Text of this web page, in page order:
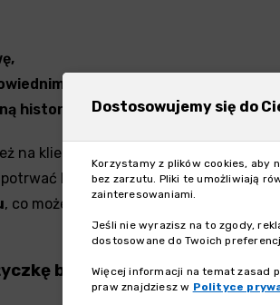
poziomie, który gwarantuje
historią kredytową.
na klientów obowiązek założenia
kilka lub kilkanaście dni.Aby
, co może być dodatkowym
bankową?
Dostosowujemy się do
Korzystamy z plików cookies, aby
bez zarzutu. Pliki te umożliwiają
zainteresowaniami.
Jeśli nie wyrazisz na to zgody,
dostosowane do Twoich
Więcej informacji na temat zasad
praw znajdziesz w Polityce